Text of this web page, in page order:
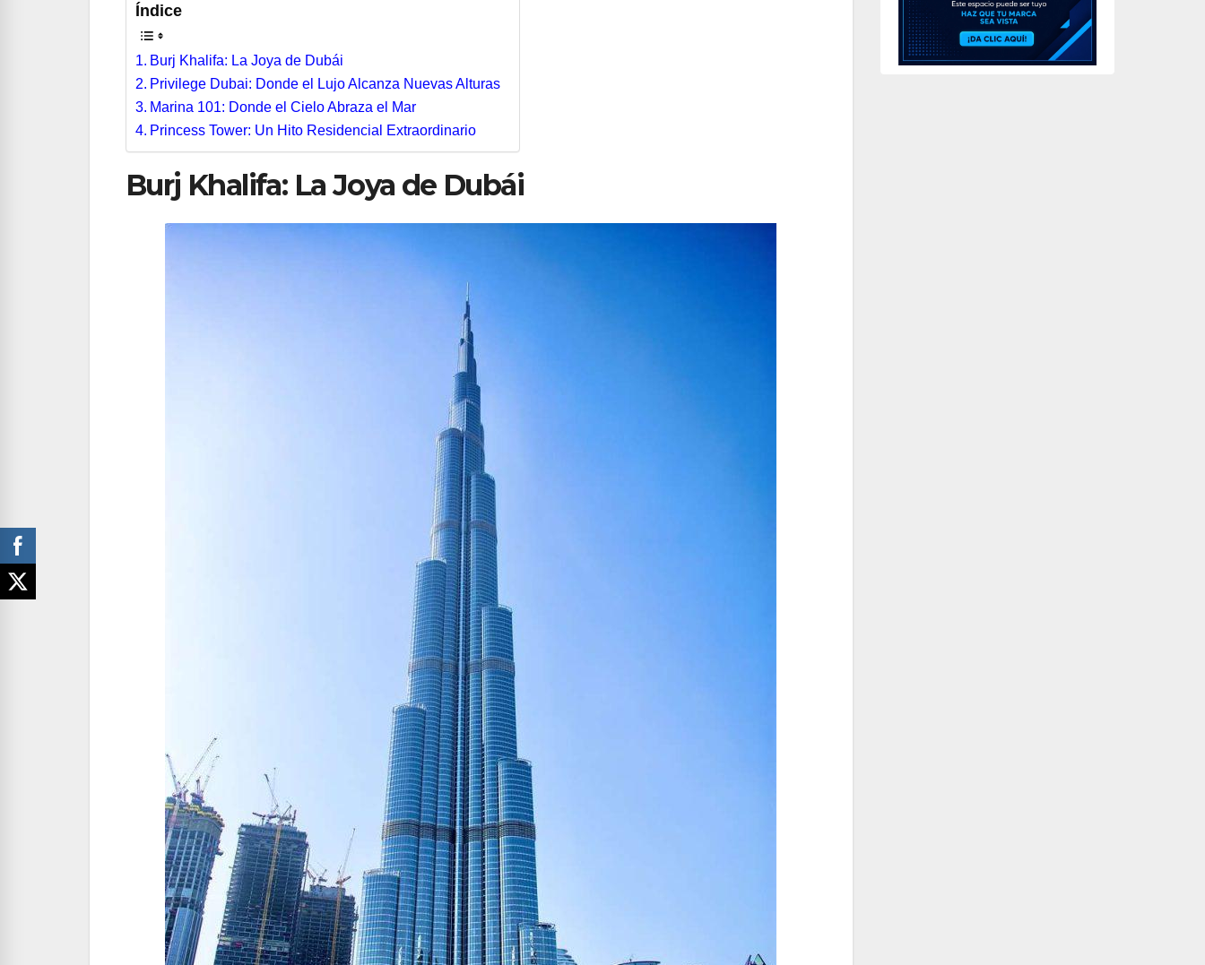
Índice
Burj Khalifa: La Joya de Dubái
Privilege Dubai: Donde el Lujo Alcanza Nuevas Alturas
Marina 101: Donde el Cielo Abraza el Mar
Princess Tower: Un Hito Residencial Extraordinario
Burj Khalifa: La Joya de Dubái